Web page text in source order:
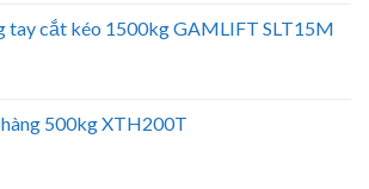
tay cắt kéo 1500kg GAMLIFT SLT15M
500kg XTH200T